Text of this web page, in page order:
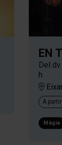
EN
Del
h
A
Màgia